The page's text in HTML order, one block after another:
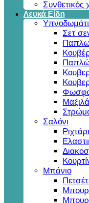
Συνθετικός
Λευκά Είδη
Σετ
Σαλόνι
Μπάνιο